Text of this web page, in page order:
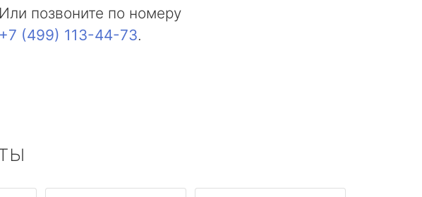
Или позвоните по номеру
+7 (499) 113-44-73.